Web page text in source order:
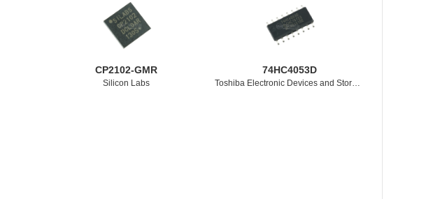
CP2102-GMR
Silicon Labs
74HC4053D
Toshiba Electronic Devices and Storage Corporation